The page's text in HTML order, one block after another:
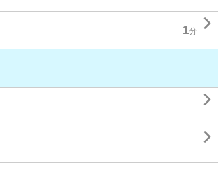
1分 

